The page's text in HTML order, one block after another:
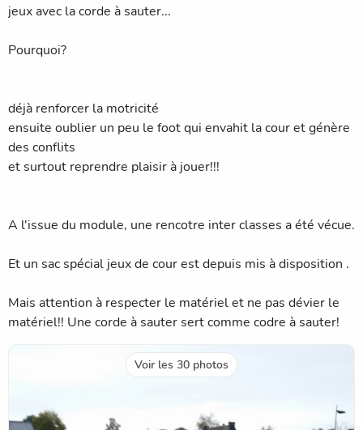
jeux avec la corde à sauter...
Pourquoi?
déjà renforcer la motricité
ensuite oublier un peu le foot qui envahit la cour et génère
des conflits
et surtout reprendre plaisir à jouer!!!
A l'issue du module, une rencotre inter classes a été vécue.
Et un sac spécial jeux de cour est depuis mis à disposition .
Mais attention à respecter le matériel et ne pas dévier le
matériel!! Une corde à sauter sert comme codre à sauter!
Voir les 30 photos